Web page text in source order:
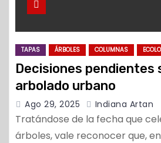
TAPAS ÁRBOLES COLUMNAS
Decisiones pendientes
arbolado urbano
Ago 29, 2025 Indiana Artan
Tratándose de la fecha que
árboles, vale reconocer que,